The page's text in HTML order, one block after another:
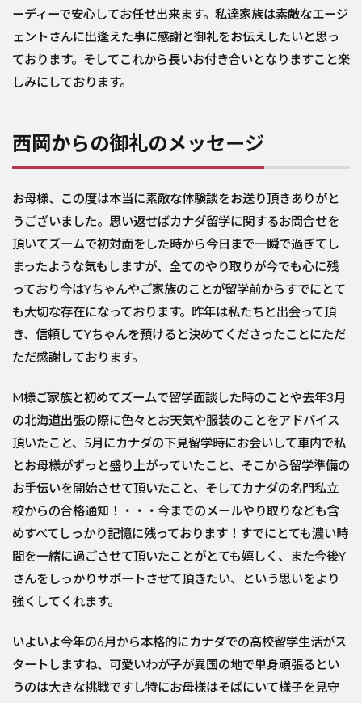
ーディーで安心してお任せ出来ます。私達家族は素敵なエージ
ェントさんに出逢えた事に感謝と御礼をお伝えしたいと思っ
ております。そしてこれから長いお付き合いとなりますこと楽
しみにしております。
西岡からの御礼のメッセージ
お母様、この度は本当に素敵な体験談をお送り頂きありがと
うございました。思い返せばカナダ留学に関するお問合せを
頂いてズームで初対面をした時から今日まで一瞬で過ぎてし
まったような気もしますが、全てのやり取りが今でも心に残
っており今はYちゃんやご家族のことが留学前からすでにとて
も大切な存在になっております。昨年は私たちと出会って頂
き、 信頼してYちゃんを預けると決めてくださったことにただ
ただ感謝しております。
M様ご家族と初めてズームで留学面談した時のことや去年3月
の北海道出張の際に色々とお天気や服装のことをアドバイス
頂いたこと、 5月にカナダの下見留学時にお会いして車内で私
とお母様がずっと盛り上がっていたこと、そこから留学準備の
お手伝いを開始させて頂いたこと、そしてカナダの名門私立
校からの合格通知！・・・今までのメールやり取りなども含
めすべてしっかり記憶に残っております！ すでにとても濃い時
間を一緒に過ごさせて頂いたことがとても嬉し く、また今後Y
さんをしっかりサポートさせて頂きたい、
という思いをより
強くしてくれます。
いよいよ今年の6月から本格的にカナダでの高校留学生活がス
タートしますね、 可愛いわが子が異国の地で単身頑張るとい
うのは大きな挑戦ですし特にお母様はそばにいて様子を見守